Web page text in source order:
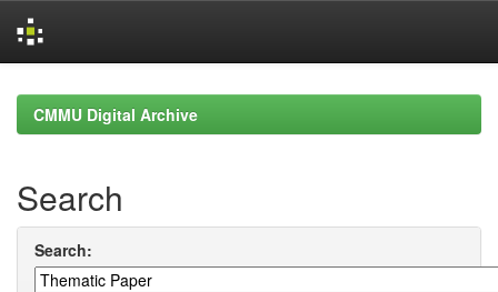
navigationCMMU Digital Archive
Search
Search: